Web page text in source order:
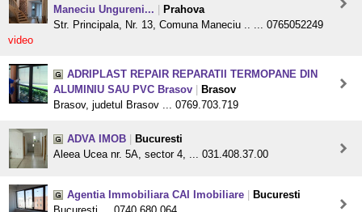
Maneciu Ungureni...
Prahova
Str. Principala, Nr. 13, Comuna Maneciu .. ... 0765052249
video
ADRIPLAST REPAIR REPARATII TERMOPANE DIN
ALUMINIU SAU PVC Brasov
Brasov
Brasov, judetul Brasov ... 0769.703.719
ADVA IMOB
Bucuresti
Aleea Ucea nr. 5A, sector 4, ... 031.408.37.00
Agentia Immobiliara CAI Imobiliare
Bucuresti